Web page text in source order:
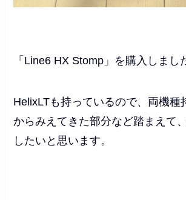
「Line6 HX Stomp」を購入しまし
HelixLTも持っているので、両機種
からみえてきた部分など踏まえて
したいと思います。